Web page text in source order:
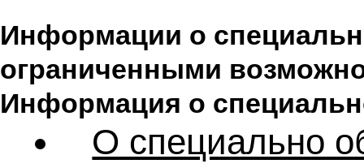
Информации о
ограниченными
Информация о
О специально